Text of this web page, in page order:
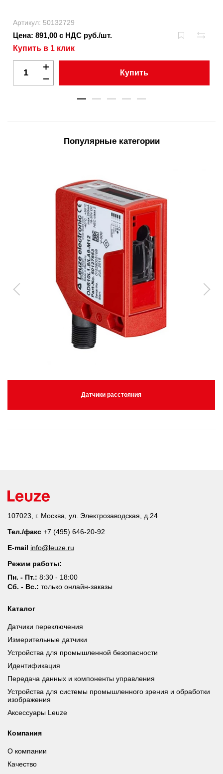
Артикул: 50132729
Цена: 891,00 с НДС руб./шт.
Купить в 1 клик
Купить
Популярные категории
Датчики расстояния
107023, г. Москва, ул. Электрозаводская, д.24
Тел./факс +7 (495) 646-20-92
E-mail info@leuze.ru
Режим работы:
Пн. - Пт.: 8:30 - 18:00
Сб. - Вс.: только онлайн-заказы
Каталог
Датчики переключения
Измерительные датчики
Устройства для промышленной безопасности
Идентификация
Передача данных и компоненты управления
Устройства для системы промышленного зрения и обработки
изображения
Аксессуары Leuze
Компания
О компании
Качество